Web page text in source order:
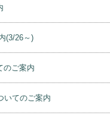
(3/26～)
のご案内
いてのご案内